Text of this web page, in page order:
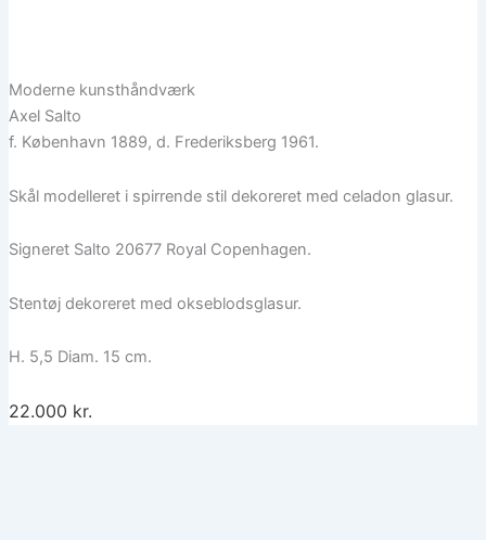
Moderne kunsthåndværk
Axel Salto
f. København 1889, d. Frederiksberg 1961.
Skål modelleret i spirrende stil dekoreret med celadon glasur.
Signeret Salto 20677 Royal Copenhagen.
Stentøj dekoreret med okseblodsglasur.
H. 5,5 Diam. 15 cm.
22.000 kr.